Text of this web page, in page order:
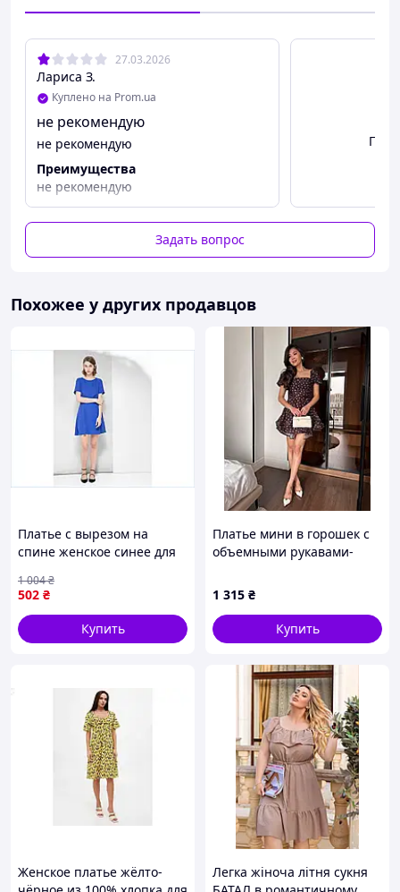
27.03.2026
Лариса З.
Куплено на Prom.ua
не рекомендую
не рекомендую
Преимущества
не рекомендую
Задать вопрос
Похожее у других продавцов
Платье с вырезом на
спине женское синее для
размер S
502 ₴
1 004₴
Купить
Платье мини в горошек с
объемными рукавами-
1 315 ₴
Купить
Женское платье жёлто-
Легка жіноча літня сукня